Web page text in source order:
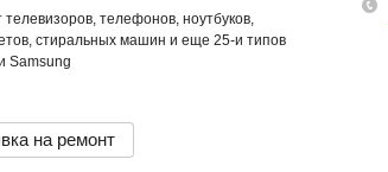
телевизоров, телефонов, ноутбуков,
стиральных машин и еще 25-и типов
Samsung
на ремонт